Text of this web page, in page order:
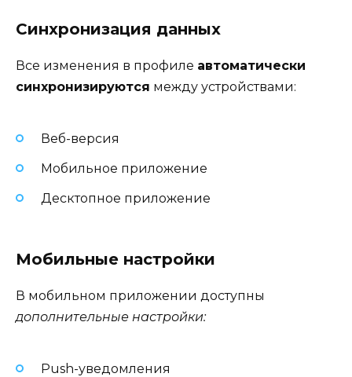
Синхронизация данных
Все изменения в профиле автоматически
синхронизируются между устройствами:
Веб-версия
Мобильное приложение
Десктопное приложение
Мобильные настройки
В мобильном приложении доступны
дополнительные настройки:
Push-уведомления